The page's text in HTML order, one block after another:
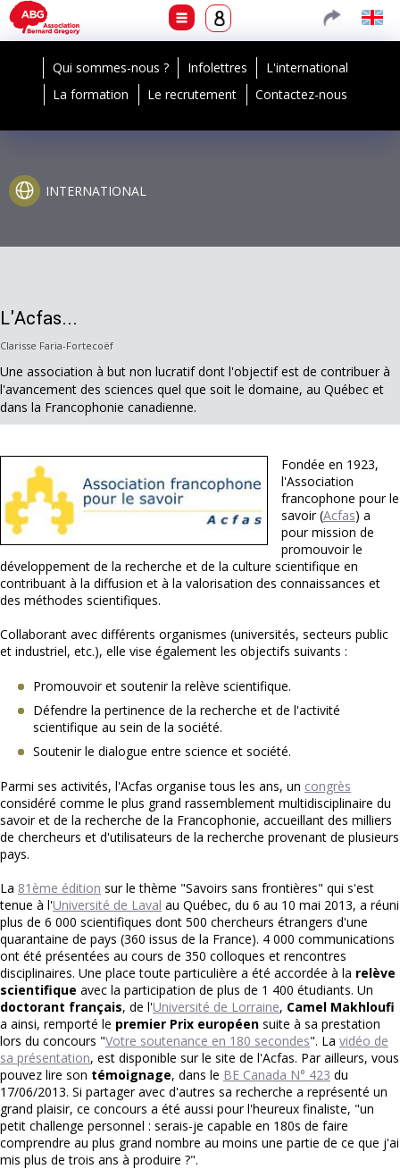
Qui sommes-nous ? Infolettres
L'international
La formation
Le recrutement Contactez-nous
INTERNATIONAL
L'Acfas...
Clarisse Faria-Fortecoëf
Une association à but non lucratif dont l'objectif est de contribuer à
l'avancement des sciences quel que soit le domaine, au Québec et
dans la Francophonie canadienne.
Fondée en 1923,
l'Association
francophone pour le
savoir (Acfas) a
pour mission de
promouvoir le
développement de la recherche et de la culture scientifique en
contribuant à la diffusion et à la valorisation des connaissances et
des méthodes scientifiques.
Collaborant avec différents organismes (universités, secteurs public
et industriel, etc.), elle vise également les objectifs suivants :
Promouvoir et soutenir la relève scientifique.
Défendre la pertinence de la recherche et de l'activité
scientifique au sein de la société.
Soutenir le dialogue entre science et société.
Parmi ses activités, l'Acfas organise tous les ans, un congrès
considéré comme le plus grand rassemblement multidisciplinaire du
savoir et de la recherche de la Francophonie, accueillant des milliers
de chercheurs et d'utilisateurs de la recherche provenant de plusieurs
pays.
La 81ème édition sur le thème "Savoirs sans frontières" qui s'est
tenue à l'Université de Laval au Québec, du 6 au 10 mai 2013, a réuni
plus de 6 000 scientifiques dont 500 chercheurs étrangers d'une
quarantaine de pays (360 issus de la France). 4 000 communications
ont été présentées au cours de 350 colloques et rencontres
disciplinaires. Une place toute particulière a été accordée à la relève
scientifique avec la participation de plus de 1 400 étudiants. Un
doctorant français, de l'Université de Lorraine, Camel Makhloufi
a ainsi, remporté le premier Prix européen suite à sa prestation
lors du concours "Votre soutenance en 180 secondes". La vidéo de
sa présentation, est disponible sur le site de l'Acfas. Par ailleurs, vous
pouvez lire son témoignage, dans le BE Canada N° 423 du
17/06/2013. Si partager avec d'autres sa recherche a représenté un
grand plaisir, ce concours a été aussi pour l'heureux finaliste, "un
petit challenge personnel : serais-je capable en 180s de faire
comprendre au plus grand nombre au moins une partie de ce que j'ai
mis plus de trois ans à produire ?".